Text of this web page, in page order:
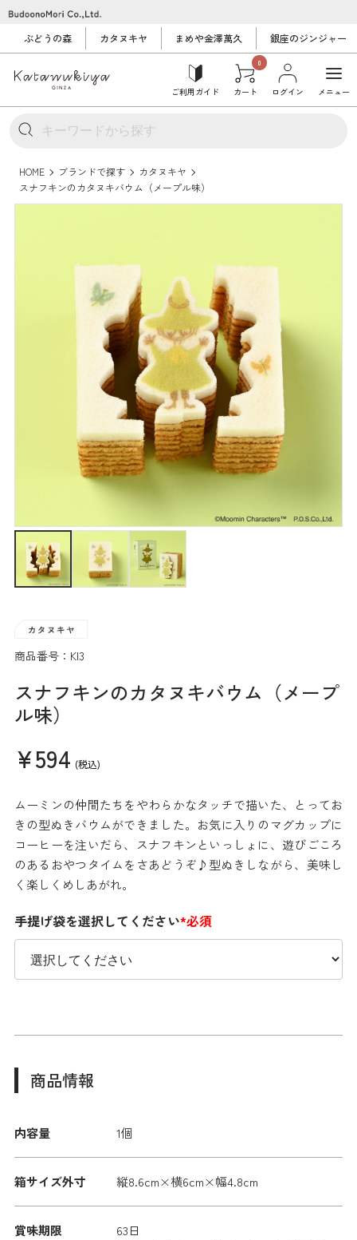
ぶどうの森 カタヌキヤ まめや金澤萬久 銀座のジンジャー
ご利用ガイド
0
カート ログイン メニュー
HOME ブランドで探す
カタヌキヤ
スナフキンのカタヌキバウム（メープル味）
商品番号：KI3
スナフキンのカタヌキバウム（メープ
ル味）
¥594 (税込)
ムーミンの仲間たちをやわらかなタッチで描いた、とってお
きの型ぬきバウムができました。お気に入りのマグカップに
コーヒーを注いだら、スナフキンといっしょに、遊びごころ
のあるおやつタイムをさあどうぞ♪型ぬきしながら、美味し
く楽しくめしあがれ。
手提げ袋を選択してください*必須
商品情報
内容量 1個
箱サイズ外寸 縦8.6cm×横6cm×幅4.8cm
賞味期限
63日